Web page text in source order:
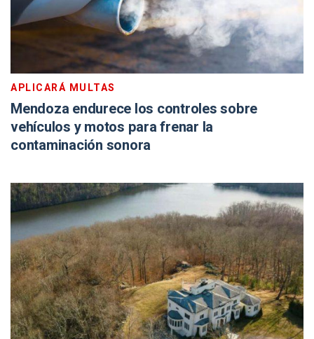
APLICARÁ MULTAS
Mendoza endurece los controles sobre
vehículos y motos para frenar la
contaminación sonora